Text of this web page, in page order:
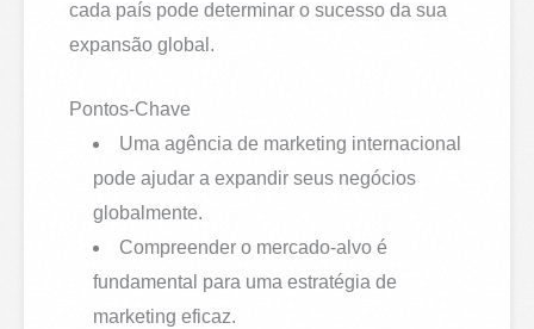
cada país pode determinar o sucesso da sua
expansão global.
Pontos-Chave
Uma agência de marketing internacional
pode ajudar a expandir seus negócios
globalmente.
Compreender o mercado-alvo é
fundamental para uma estratégia de
marketing eficaz.